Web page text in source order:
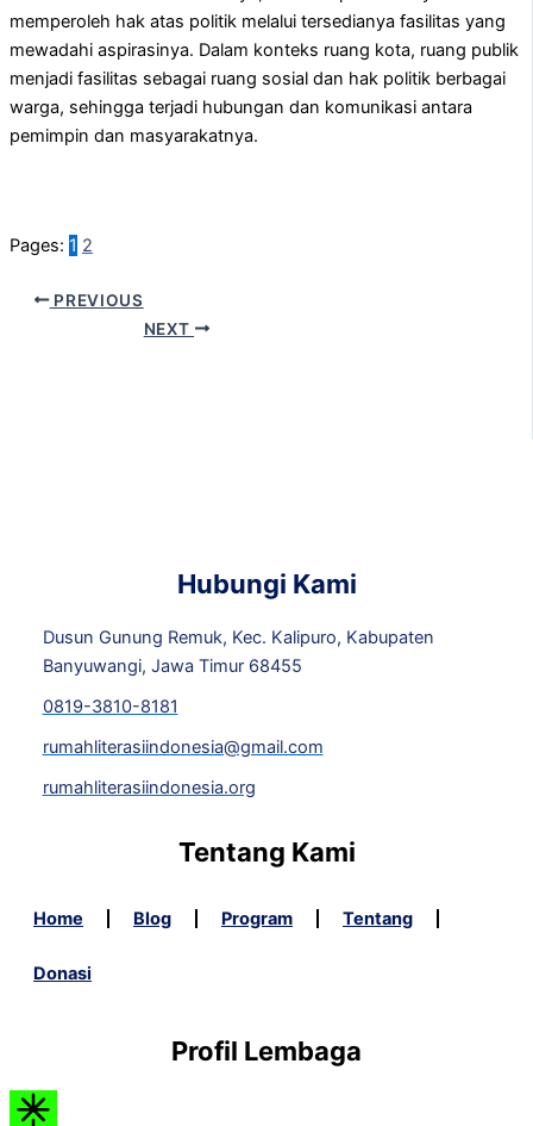
memperoleh hak atas politik melalui tersedianya fasilitas yang
mewadahi aspirasinya. Dalam konteks ruang kota, ruang publik
menjadi fasilitas sebagai ruang sosial dan hak politik berbagai
warga, sehingga terjadi hubungan dan komunikasi antara
pemimpin dan masyarakatnya.
Pages: 1 2
PREVIOUS
NEXT
Hubungi Kami
Dusun Gunung Remuk, Kec. Kalipuro, Kabupaten
Banyuwangi, Jawa Timur 68455
0819-3810-8181
rumahliterasiindonesia@gmail.com
rumahliterasiindonesia.org
Tentang Kami
Home Blog Program Tentang
Donasi
Profil Lembaga